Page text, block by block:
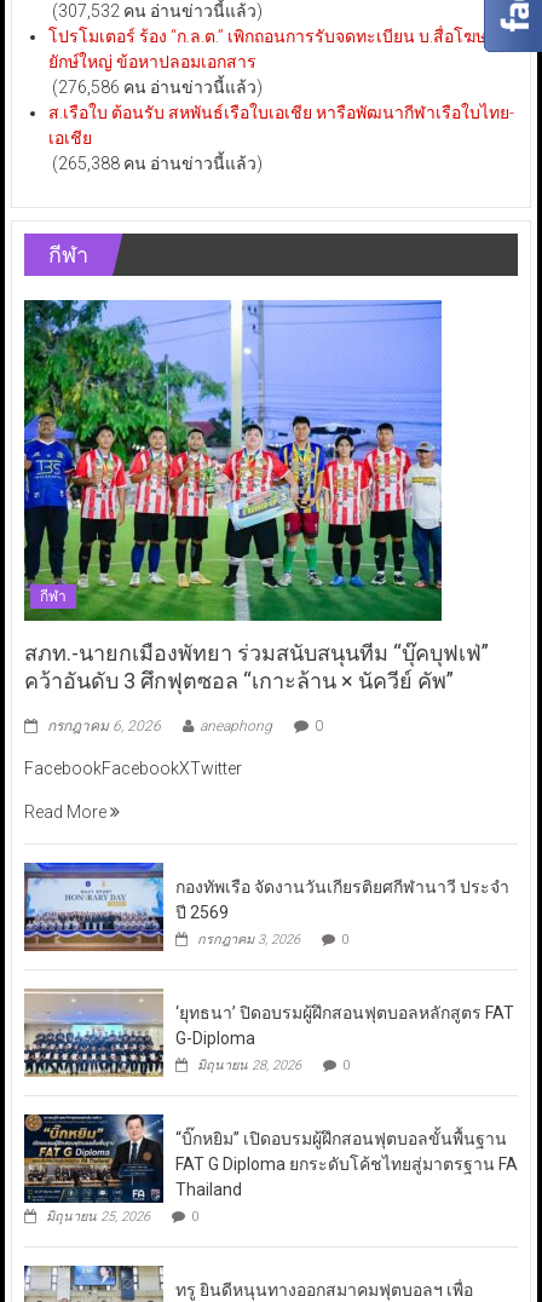
(307,532 คน อ่านข่าวนี้แล้ว)
โปรโมเตอร์ ร้อง “ก.ล.ต.” เพิกถอนการรับจดทะเบียน บ.สื่อโฆษณา
ยักษ์ใหญ่ ข้อหาปลอมเอกสาร
(276,586 คน อ่านข่าวนี้แล้ว)
ส.เรือใบ ต้อนรับ สหพันธ์เรือใบเอเชีย หารือพัฒนากีฬาเรือใบไทย-
เอเชีย
(265,388 คน อ่านข่าวนี้แล้ว)
กีฬา
กีฬา
สภท.-นายกเมืองพัทยา ร่วมสนับสนุนทีม “บุ๊คบุฟเฟ่”
คว้าอันดับ 3 ศึกฟุตซอล “เกาะล้าน × นัควีย์ คัพ”
กรกฎาคม 6, 2026 aneaphong 0
FacebookFacebookXTwitter
Read More
กองทัพเรือ จัดงานวันเกียรติยศกีฬานาวี ประจำ
ปี 2569
กรกฎาคม 3, 2026 0
‘ยุทธนา’ ปิดอบรมผู้ฝึกสอนฟุตบอลหลักสูตร FAT
G-Diploma
มิถุนายน 28, 2026 0
“บิ๊กหยิม” เปิดอบรมผู้ฝึกสอนฟุตบอลขั้นพื้นฐาน
FAT G Diploma ยกระดับโค้ชไทยสู่มาตรฐาน FA
Thailand
มิถุนายน 25, 2026 0
ทรู ยินดีหนุนทางออกสมาคมฟุตบอลฯ เพื่อ